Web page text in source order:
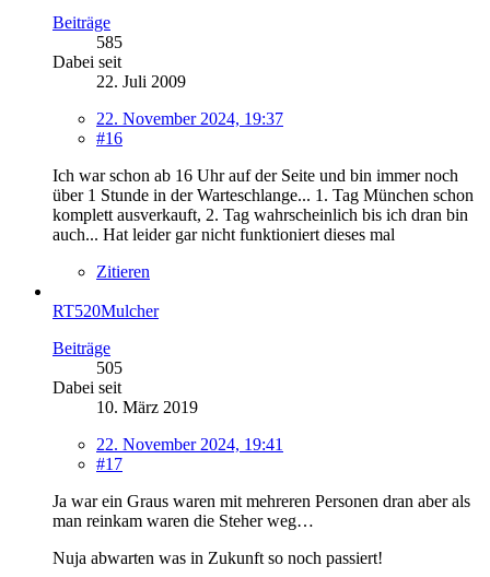
Beiträge
585
Dabei seit
22. Juli 2009
22. November 2024, 19:37
#16
Ich war schon ab 16 Uhr auf der Seite und bin immer noch
über 1 Stunde in der Warteschlange... 1. Tag München schon
komplett ausverkauft, 2. Tag wahrscheinlich bis ich dran bin
auch... Hat leider gar nicht funktioniert dieses mal
Zitieren
RT520Mulcher
Beiträge
505
Dabei seit
10. März 2019
22. November 2024, 19:41
#17
Ja war ein Graus waren mit mehreren Personen dran aber als
man reinkam waren die Steher weg…
Nuja abwarten was in Zukunft so noch passiert!